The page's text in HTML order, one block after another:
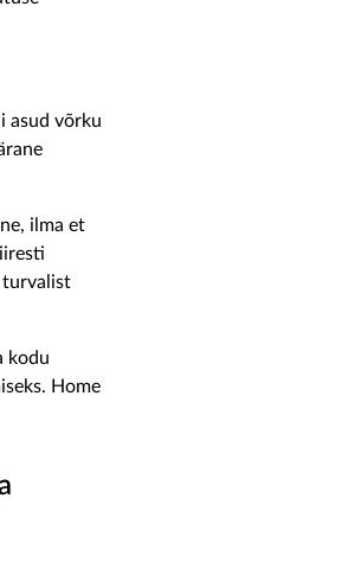
asud võrku
ilma et
turvalist
kodu
Home